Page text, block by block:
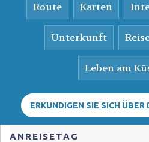
Route Karten
Unterkunft
Leben am
ERKUNDIGEN SIE SICH ÜBER
ANREISETAG